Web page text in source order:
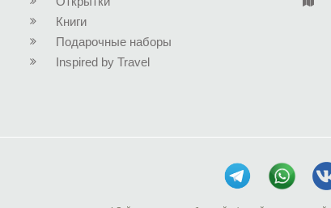
Книги
Подарочные наборы
Inspired by Travel